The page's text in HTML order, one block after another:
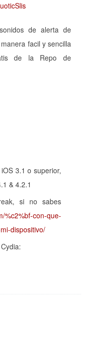
de alerta de
facil y sencilla
de la Repo de
3.1 o superior,
& 4.2.1
si no sabes
%c2%bf-con-que-
dispositivo/